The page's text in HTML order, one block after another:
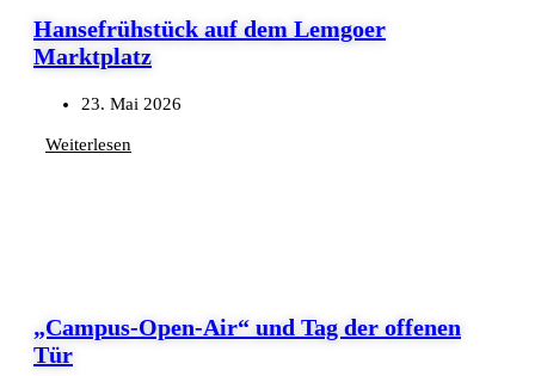
Hansefrühstück auf dem Lemgoer
Marktplatz
23. Mai 2026
Weiterlesen
„Campus-Open-Air“ und Tag der offenen
Tür